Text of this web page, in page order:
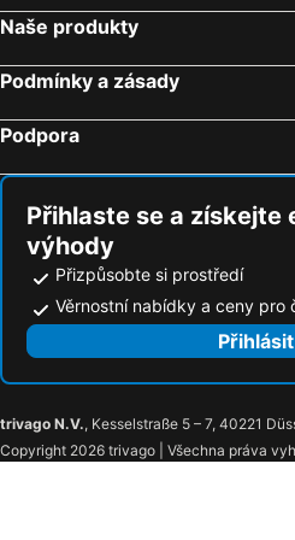
Makarska, Split-Dalmácie Hotely
Naše produkty
Podmínky a zásady
Podpora
Přihlaste se a získejte
výhody
Přizpůsobte si prostředí
Věrnostní nabídky a ceny pro
trivago N.V., Kesselstraße 5 – 7, 40221
Copyright 2026 trivago | Všechna práva